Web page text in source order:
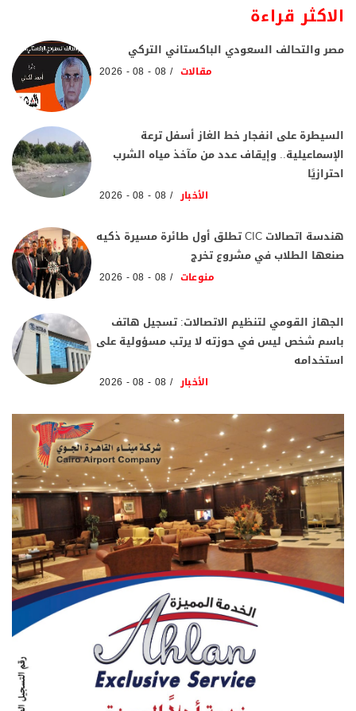
الاكثر قراءة
مصر والتحالف السعودي الباكستاني التركي
مقالات 08 - 08 - 2026
السيطرة على انفجار خط الغاز أسفل ترعة
الإسماعيلية.. وإيقاف عدد من مآخذ مياه الشرب
احترازيًا
الأخبار 08 - 08 - 2026
هندسة اتصالات CIC تطلق أول طائرة مسيرة ذكيه
صنعها الطلاب في مشروع تخرج
منوعات 08 - 08 - 2026
الجهاز القومي لتنظيم الاتصالات: تسجيل هاتف
باسم شخص ليس في حوزته لا يرتب مسؤولية على
استخدامه
الأخبار 08 - 08 - 2026